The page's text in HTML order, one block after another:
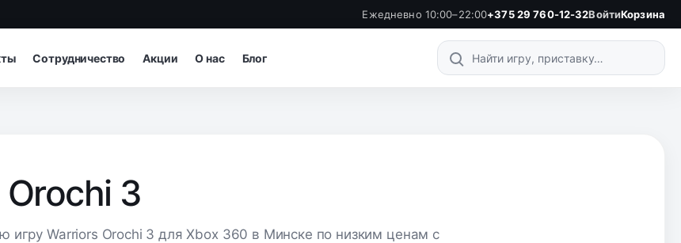
Ежедневно 10:00–22:00+375 29 760-12-32ВойтиКорзина
Сотрудничество Акции О нас Блог
Поиск по каталогу
3
игру Warriors Orochi 3 для Xbox 360 в Минске по низким ценам с